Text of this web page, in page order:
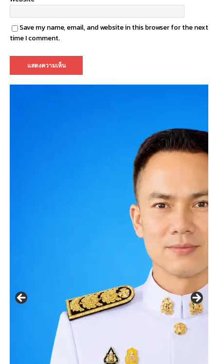
Save my name, email, and website in this browser for the next
time I comment.